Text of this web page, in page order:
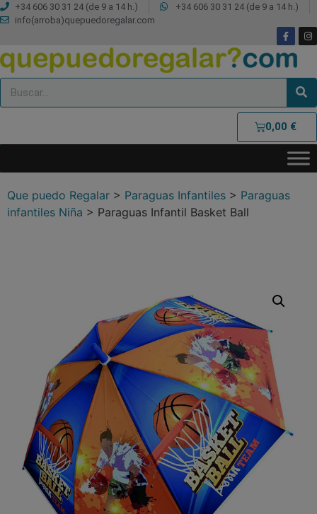
+34 606 30 31 24 (de 9 a 14 h.)
+34 606 30 31 24 (de 9 a 14 h.)
info(arroba)quepuedoregalar.com
0,00 €
Que puedo Regalar > Paraguas Infantiles > Paraguas
infantiles Niña > Paraguas Infantil Basket Ball